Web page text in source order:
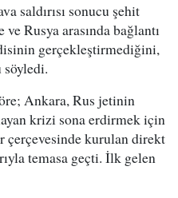
saldırısı sonucu şehit
Rusya arasında bağlantı
gerçekleştirmediğini,
söyledi.
Ankara, Rus jetinin
krizi sona erdirmek için
çerçevesinde kurulan direkt
temasa geçti. İlk gelen